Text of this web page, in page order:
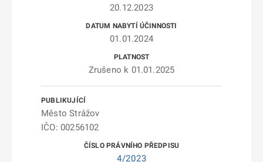
20.12.2023
01.01.2024
Zrušeno k 01.01.2025
Město Strážov
IČO: 00256102
4/2023